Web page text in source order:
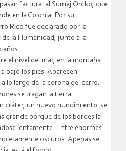
factura al Sumaj Orcko, que
en la Colonia. Por su
Rico fue declarado por la
la Humanidad, junto a la
años.
el nivel del mar, en la montaña
bajo los pies. Aparecen
lo largo de la corona del cerro.
se tragan la tierra.
cráter, un nuevo hundimiento se
grande porque de los bordes la
lentamente. Entre enormes
oscuros. Apenas se